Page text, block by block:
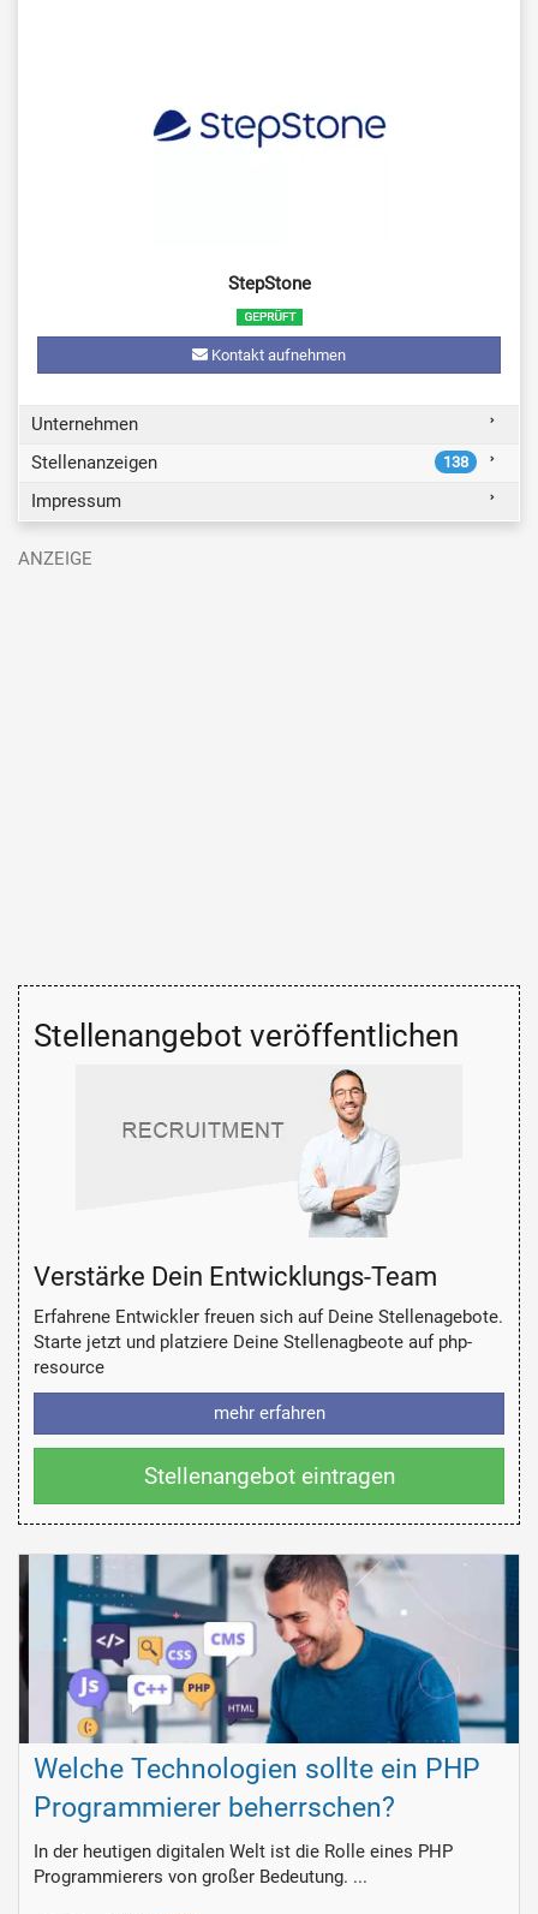
StepStone
Kontakt aufnehmen
Unternehmen
Stellenanzeigen
138
Impressum
Stellenangebot veröffentlichen
Verstärke Dein Entwicklungs-Team
Erfahrene Entwickler freuen sich auf Deine Stellenagebote.
Starte jetzt und platziere Deine Stellenagbeote auf php-
resource
mehr erfahren
Stellenangebot eintragen
Welche Technologien sollte ein PHP
Programmierer beherrschen?
In der heutigen digitalen Welt ist die Rolle eines PHP
Programmierers von großer Bedeutung. ...